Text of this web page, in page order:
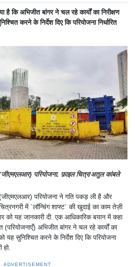
कि अभिजीत बांगर ने चल रहे कार्यों का निरीक्षण
करने के निर्देश दिए कि परियोजना निर्धारित
परियोजना. फ़ाइल चित्र/अतुल कांबले
परियोजना ने गति पकड़ ली है और
में `लॉन्चिंग शाफ्ट` की खुदाई का काम तेज़ी
को यह जानकारी दी. एक आधिकारिक बयान में कहा
अभिजीत बांगर ने चल रहे कार्यों का
यह सुनिश्चित करने के निर्देश दिए कि परियोजना
हो.
ADVERTISEMENT